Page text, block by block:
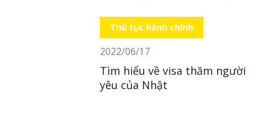
Thủ tục hành chính
2022/06/17
Tìm hiểu về visa thăm người
yêu của Nhật